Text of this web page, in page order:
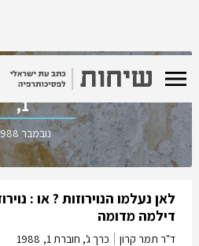
כרך ג',
1,
נובמבר 1988
לאן נעלמו הנוירוזות ? או :
דילמה מדומה
ד"ר תמר קרון כרך ג', חוברת 1, 1988